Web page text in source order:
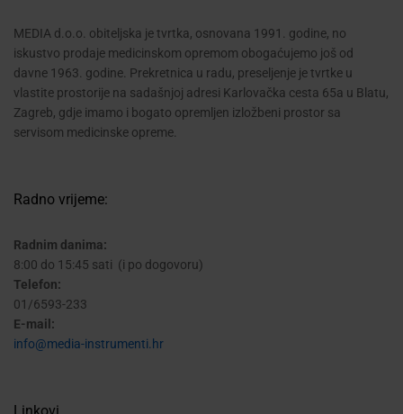
MEDIA d.o.o. obiteljska je tvrtka, osnovana 1991. godine, no
iskustvo prodaje medicinskom opremom obogaćujemo još od
davne 1963. godine. Prekretnica u radu, preseljenje je tvrtke u
vlastite prostorije na sadašnjoj adresi Karlovačka cesta 65a u Blatu,
Zagreb, gdje imamo i bogato opremljen izložbeni prostor sa
servisom medicinske opreme.
Radno vrijeme:
Radnim danima:
8:00 do 15:45 sati (i po dogovoru)
Telefon:
01/6593-233
E-mail:
info@media-instrumenti.hr